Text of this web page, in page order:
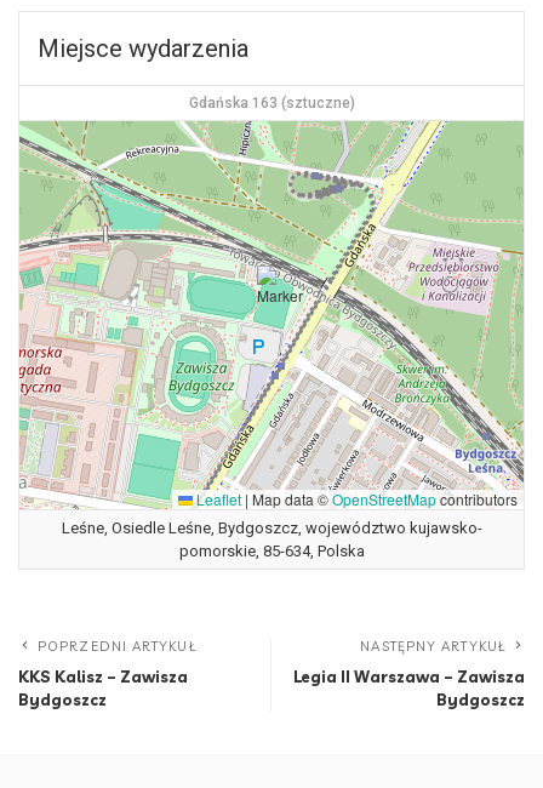
Miejsce wydarzenia
Gdańska 163 (sztuczne)
Leaflet | Map data ©OpenStreetMapcontributors
Leśne, Osiedle Leśne, Bydgoszcz, województwo kujawsko-
pomorskie, 85-634, Polska
POPRZEDNI ARTYKUŁ
KKS Kalisz – Zawisza
Bydgoszcz
NASTĘPNY ARTYKUŁ
Legia II Warszawa – Zawisza
Bydgoszcz